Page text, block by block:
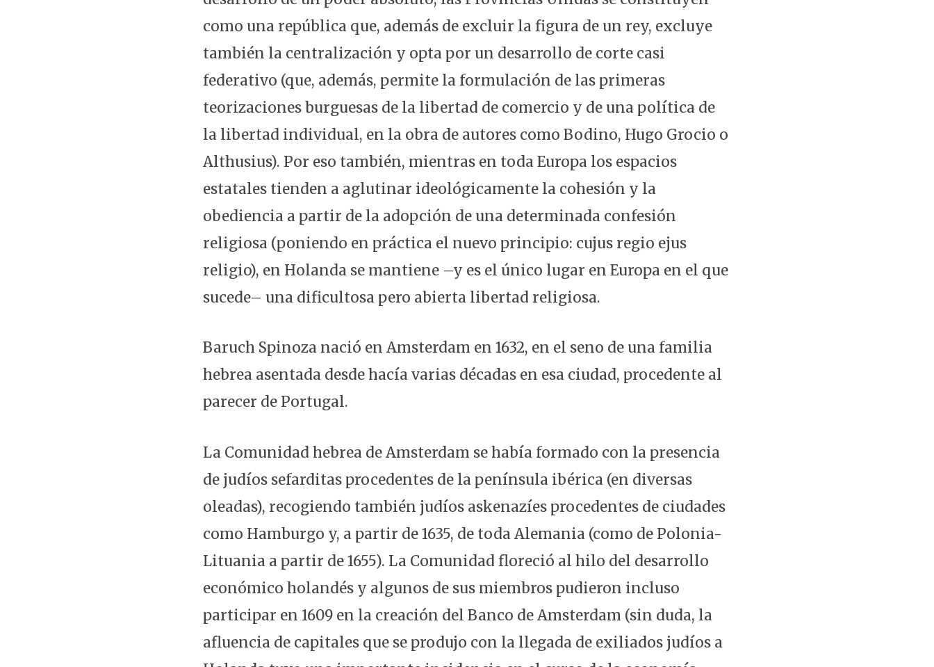
como una república que, además de excluir la figura de un rey, excluye
también la centralización y opta por un desarrollo de corte casi
federativo (que, además, permite la formulación de las primeras
teorizaciones burguesas de la libertad de comercio y de una política de
la libertad individual, en la obra de autores como Bodino, Hugo Grocio o
Althusius). Por eso también, mientras en toda Europa los espacios
estatales tienden a aglutinar ideológicamente la cohesión y la
obediencia a partir de la adopción de una determinada confesión
religiosa (poniendo en práctica el nuevo principio: cujus regio ejus
religio), en Holanda se mantiene –y es el único lugar en Europa en el que
sucede– una dificultosa pero abierta libertad religiosa.
Baruch Spinoza nació en Amsterdam en 1632, en el seno de una familia
hebrea asentada desde hacía varias décadas en esa ciudad, procedente al
parecer de Portugal.
La Comunidad hebrea de Amsterdam se había formado con la presencia
de judíos sefarditas procedentes de la península ibérica (en diversas
oleadas), recogiendo también judíos askenazíes procedentes de ciudades
como Hamburgo y, a partir de 1635, de toda Alemania (como de Polonia-
Lituania a partir de 1655). La Comunidad floreció al hilo del desarrollo
económico holandés y algunos de sus miembros pudieron incluso
participar en 1609 en la creación del Banco de Amsterdam (sin duda, la
afluencia de capitales que se produjo con la llegada de exiliados judíos a